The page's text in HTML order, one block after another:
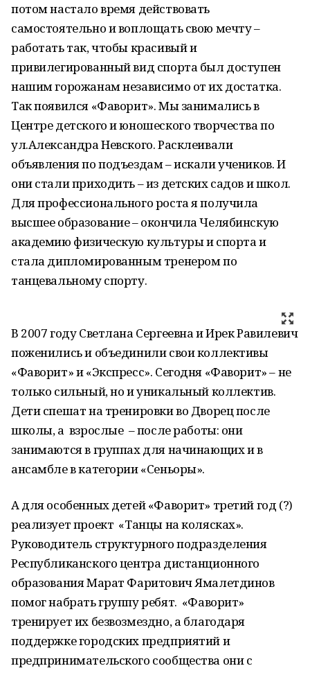
потом настало время действовать
самостоятельно и воплощать свою мечту –
работать так, чтобы красивый и
привилегированный вид спорта был доступен
нашим горожанам независимо от их достатка.
Так появился «Фаворит». Мы занимались в
Центре детского и юношеского творчества по
ул.Александра Невского. Расклеивали
объявления по подъездам – искали учеников. И
они стали приходить – из детских садов и школ.
Для профессионального роста я получила
высшее образование – окончила Челябинскую
академию физическую культуры и спорта и
стала дипломированным тренером по
танцевальному спорту.
В 2007 году Светлана Сергеевна и Ирек Равилевич
поженились и объединили свои коллективы
«Фаворит» и «Экспресс». Сегодня «Фаворит» – не
только сильный, но и уникальный коллектив.
Дети спешат на тренировки во Дворец после
школы, а взрослые – после работы: они
занимаются в группах для начинающих и в
ансамбле в категории «Сеньоры».
А для особенных детей «Фаворит» третий год (?)
реализует проект «Танцы на колясках».
Руководитель структурного подразделения
Республиканского центра дистанционного
образования Марат Фаритович Ямалетдинов
помог набрать группу ребят. «Фаворит»
тренирует их безвозмездно, а благодаря
поддержке городских предприятий и
предпринимательского сообщества они с